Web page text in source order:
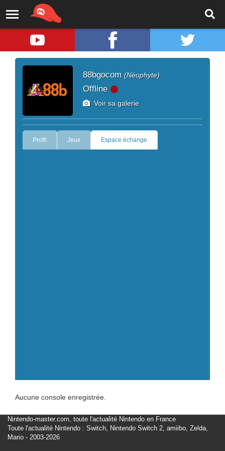
88bgocom (Néophyte)
Offline
Voir sa galerie
Profil Jeux Espace échange
Aucune console enregistrée.
Nintendo-master.com, toute l'actualité Nintendo en France
Toute l'actualité Nintendo : Switch, Nintendo Switch 2, amiibo, Zelda,
Mario - 2003-2026